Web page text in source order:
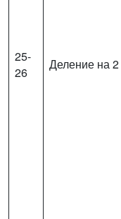
25-
26
Деление на 2